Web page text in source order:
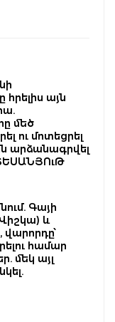
այն
մեծ
ու մոտեցրել
արձանագրվել
Գայի
և
վարորդը՝
համար
մեկ այլ